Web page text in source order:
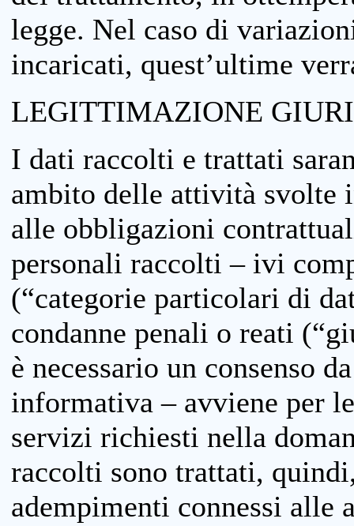
legge. Nel caso di
incaricati, quest’ultime
LEGITTIMAZIONE
I dati raccolti e trattati
ambito delle attività svolte
alle obbligazioni
personali raccolti – ivi
(“categorie particolari di
condanne penali o reati
è necessario un consenso
informativa – avviene per
servizi richiesti nella
raccolti sono trattati,
adempimenti connessi